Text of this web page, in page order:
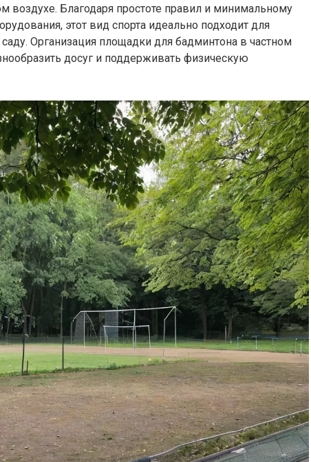
воздухе. Благодаря простоте правил и минимальному
этот вид спорта идеально подходит для
Организация площадки для бадминтона в частном
досуг и поддерживать физическую